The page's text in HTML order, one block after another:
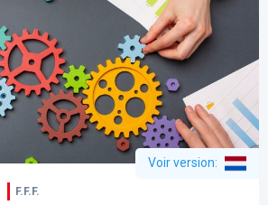
Voir version:
F.F.F.